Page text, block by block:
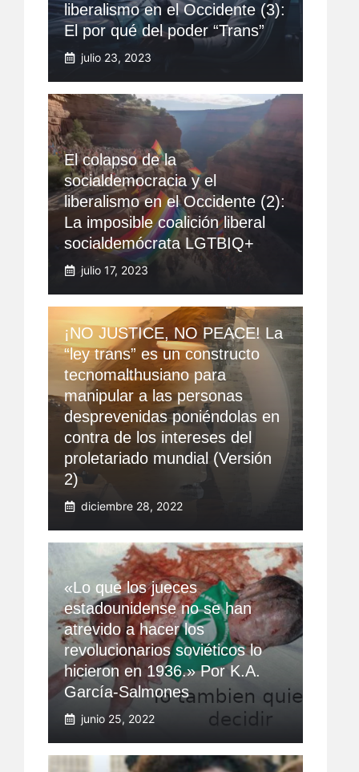
liberalismo en el Occidente (3):
El por qué del poder “Trans”
julio 23, 2023
El colapso de la
socialdemocracia y el
liberalismo en el Occidente (2):
La imposible coalición liberal
socialdemócrata LGTBIQ+
julio 17, 2023
¡NO JUSTICE, NO PEACE! La
“ley trans” es un constructo
tecnomalthusiano para
manipular a las personas
desprevenidas poniéndolas en
contra de los intereses del
proletariado mundial (Versión
2)
diciembre 28, 2022
«Lo que los jueces
estadounidense no se han
atrevido a hacer los
revolucionarios soviéticos lo
hicieron en 1936.» Por K.A.
García-Salmones
junio 25, 2022